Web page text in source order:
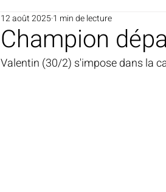
Champion
12 août 20251 min de lecture
Valentin (30/2) s'impose dans la